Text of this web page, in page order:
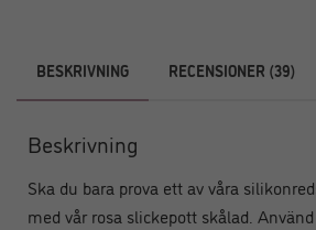
BESKRIVNING RECENSIONER (39)
Beskrivning
Ska du bara prova ett av våra
med vår rosa slickepott skålad.